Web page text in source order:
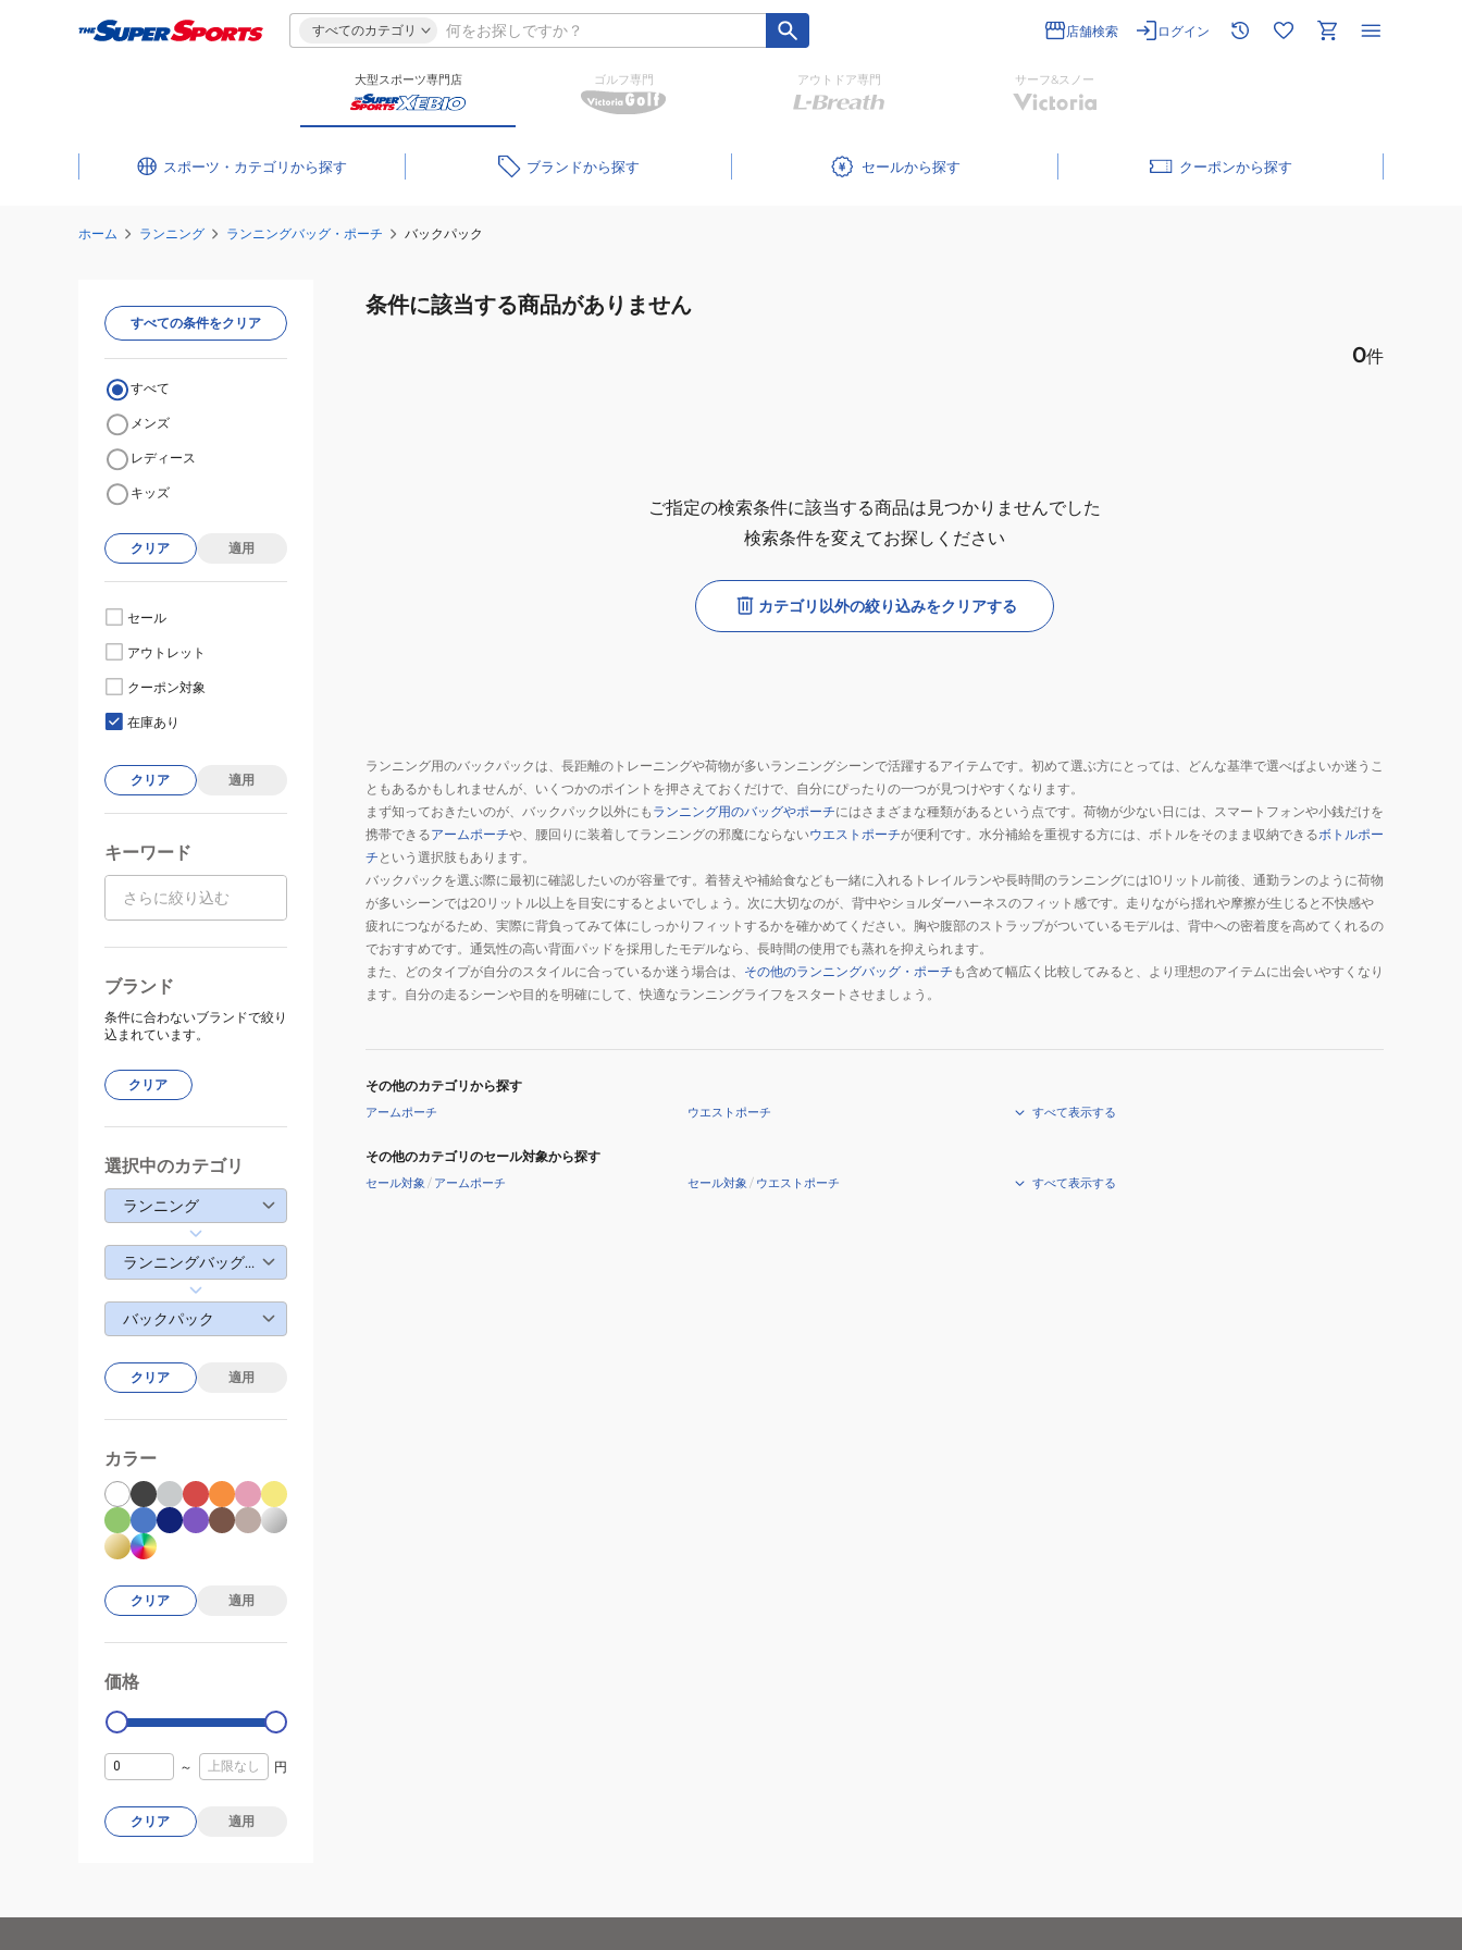
すべてのカテゴリ 店舗検索 ログイン
大型スポーツ専門店 ゴルフ専門 アウトドア専門 サーフ&スノー
スポーツ・カテゴリ ブランド セール クーポン
ホーム ランニング ランニングバッグ・ポーチ バックパック
条件に該当する商品がありません
0件
ご指定の検索条件に該当する商品は見つかりませんでした
検索条件を変えてお探しください
カテゴリ以外の絞り込みをクリアする
ランニング用のバックパックは、長距離のトレーニングや荷物が多いランニングシーンで活躍するアイテムです。初めて選ぶ方にとっては、どんな基準で選べばよいか迷うこ
ともあるかもしれませんが、いくつかのポイントを押さえておくだけで、自分にぴったりの一つが見つけやすくなります。
まず知っておきたいのが、バックパック以外にも ランニング用のバッグやポーチにはさまざまな種類があるという点です。荷物が少ない日には、スマートフォンや小銭だけを
携帯できるアームポーチや、腰回りに装着してランニングの邪魔にならないウエストポーチが便利です。水分補給を重視する方には、ボトルをそのまま収納できるボトルポー
チ という選択肢もあります。
バックパックを選ぶ際に最初に確認したいのが容量です。着替えや補給食なども一緒に入れるトレイルランや長時間のランニングには10リットル前後、通勤ランのように荷物
が多いシーンでは20リットル以上を目安にするとよいでしょう。次に大切なのが、背中やショルダーハーネスのフィット感です。走りながら揺れや摩擦が生じると不快感や
疲れにつながるため、実際に背負ってみて体にしっかりフィットするかを確かめてください。胸や腹部のストラップがついているモデルは、背中への密着度を高めてくれるの
でおすすめです。通気性の高い背面パッドを採用したモデルなら、長時間の使用でも蒸れを抑えられます。
また、どのタイプが自分のスタイルに合っているか迷う場合は、 その他のランニングバッグ・ポーチ も含めて幅広く比較してみると、より理想のアイテムに出会いやすくなり
ます。自分の走るシーンや目的を明確にして、快適なランニングライフをスタートさせましょう。
その他のカテゴリから探す
アームポーチ ウエストポーチ すべて表示する
その他のカテゴリのセール対象から探す
セール対象 / アームポーチ セール対象 / ウエストポーチ すべて表示する
すべての条件をクリア
すべて
メンズ
レディース
キッズ
クリア 適用
セール
アウトレット
クーポン対象
在庫あり
クリア 適用
キーワード
ブランド
条件に合わないブランドで絞り
込まれています。
クリア
選択中のカテゴリ
ランニング
ランニングバッグ・ポーチ
バックパック
クリア 適用
カラー
クリア 適用
価格
0
～ 円
クリア 適用